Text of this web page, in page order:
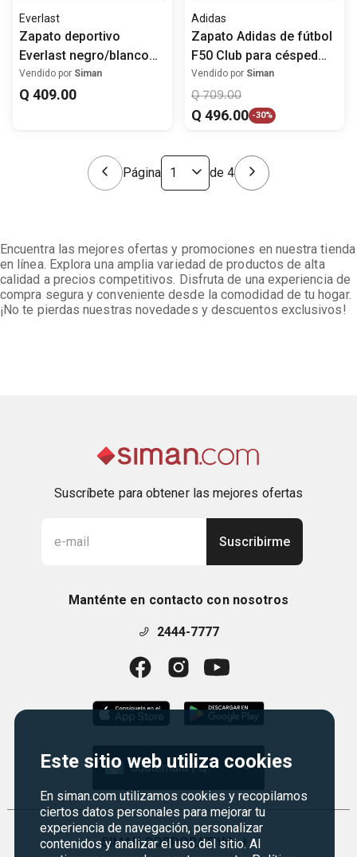
Este sitio web utiliza cookies
En siman.com utilizamos cookies y recopilamos
ciertos datos personales para mejorar tu
experiencia de navegación, personalizar
contenidos y analizar el uso del sitio. Al
Everlast
Zapato deportivo
Everlast negro/blanco
para hombre
Vendido por Siman
Q 409.00
Adidas
Zapato Adidas de fútbol
F50 Club para césped
artificial anaranjado para
hombre
Vendido por Siman
Q 709.00
Q 496.00 -30%
Página de 4
Encuentra las mejores ofertas y promociones en nuestra tienda
en línea. Explora una amplia variedad de productos de alta
calidad a precios competitivos. Disfruta de una experiencia de
compra segura y conveniente desde la comodidad de tu hogar.
¡No te pierdas nuestras novedades y descuentos exclusivos!
Suscríbete para obtener las mejores ofertas
Suscribirme
Manténte en contacto con nosotros
2444-7777
Guatemala | Q
SIMAN CORPORATIVO +